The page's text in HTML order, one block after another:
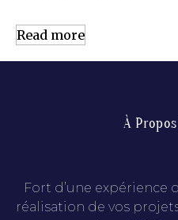
Read more
À
Fort d’une expérience
réalisation de vos